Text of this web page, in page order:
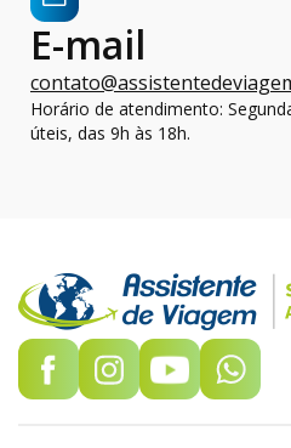
E-mail
Horário de atendimento:
úteis, das 9h às 18h.